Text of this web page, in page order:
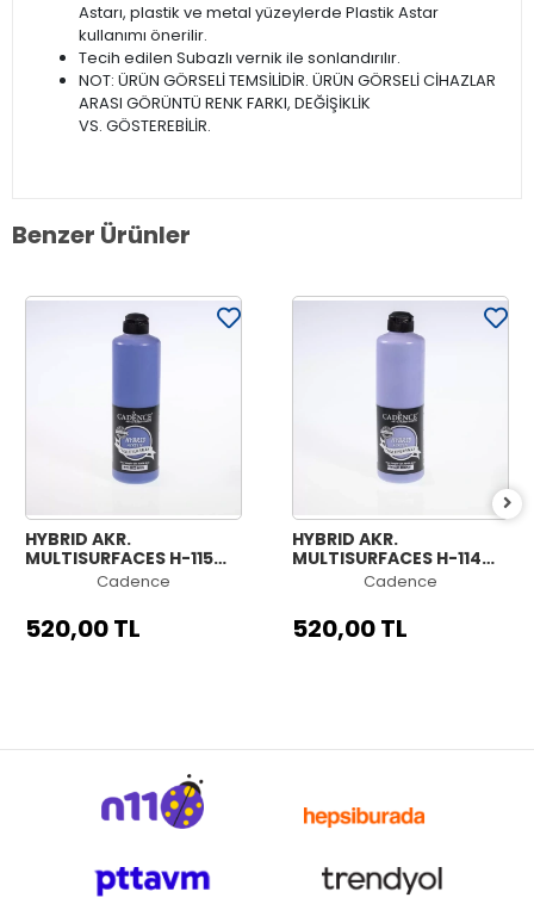
Astarı, plastik ve metal yüzeylerde Plastik Astar
kullanımı önerilir.
Tecih edilen Subazlı vernik ile sonlandırılır.
NOT: ÜRÜN GÖRSELİ TEMSİLİDİR. ÜRÜN GÖRSELİ CİHAZLAR
ARASI GÖRÜNTÜ RENK FARKI, DEĞİŞİKLİK
VS. GÖSTEREBİLİR.
Benzer Ürünler
HYBRID AKR.
MULTISURFACES H-115
GECE MAVİSİ 500ML
Cadence
520,00 TL
HYBRID AKR.
MULTISURFACES H-114
AÇIK MENEKŞE 500ML
Cadence
520,00 TL